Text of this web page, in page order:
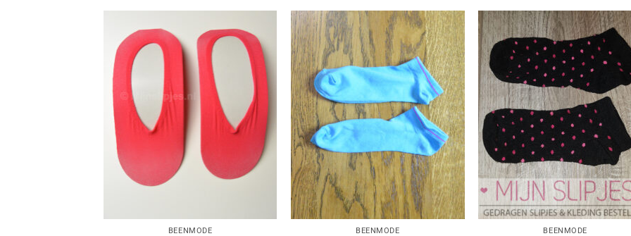
Aan
verlanglijst
toevoegen
BEENMODE
Aan
verlanglijst
toevoegen
BEENMODE BEENMODE